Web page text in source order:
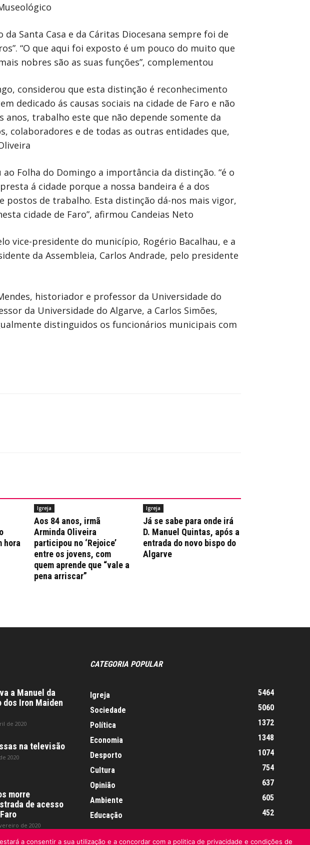
Santa Casa e da Cáritas Diocesana sempre foi de
“O que aqui foi exposto é um pouco do muito que
nobres são as suas funções”, complementou
considerou que esta distinção é reconhecimento
dedicado ás causas sociais na cidade de Faro e não
trabalho este que não depende somente da
colaboradores e de todas as outras entidades que,
Folha do Domingo a importância da distinção. “é o
á cidade porque a nossa bandeira é a dos
postos de trabalho. Esta distinção dá-nos mais vigor,
cidade de Faro”, afirmou Candeias Neto
vice-presidente do município, Rogério Bacalhau, e a
da Assembleia, Carlos Andrade, pelo presidente
historiador e professor da Universidade do
da Universidade do Algarve, a Carlos Simões,
distinguidos os funcionários municipais com
hora
Igreja
Aos 84 anos, irmã
Arminda Oliveira
participou no ‘Rejoice’
entre os jovens, com
quem aprende que “vale a
pena arriscar”
Igreja
Já se sabe para onde irá
D. Manuel Quintas, após a
entrada do novo bispo do
Algarve
a Manuel da
dos Iron Maiden
de 2020
na televisão
2020
morre
de acesso
de 2020
CATEGORIA POPULAR
Igreja
5464
Sociedade
5060
Política
1372
Economia
1348
Desporto
1074
Cultura
754
Opinião
637
Ambiente
605
Educação
452
a consentir a sua utilização e a concordar com a politica de privacidade e condições de